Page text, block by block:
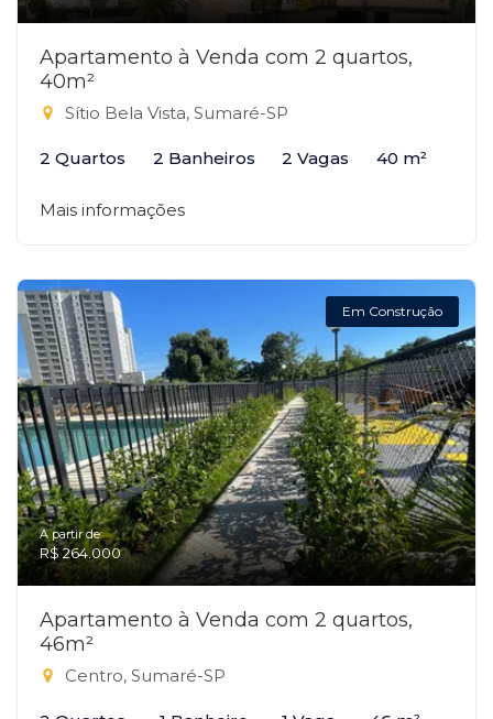
Apartamento à Venda com 2 quartos,
40m²
Sítio Bela Vista, Sumaré-SP
2 Quartos 2 Banheiros 2 Vagas 40 m²
Mais informações
Em Construção
A partir de:
R$ 264.000
Apartamento à Venda com 2 quartos,
46m²
Centro, Sumaré-SP